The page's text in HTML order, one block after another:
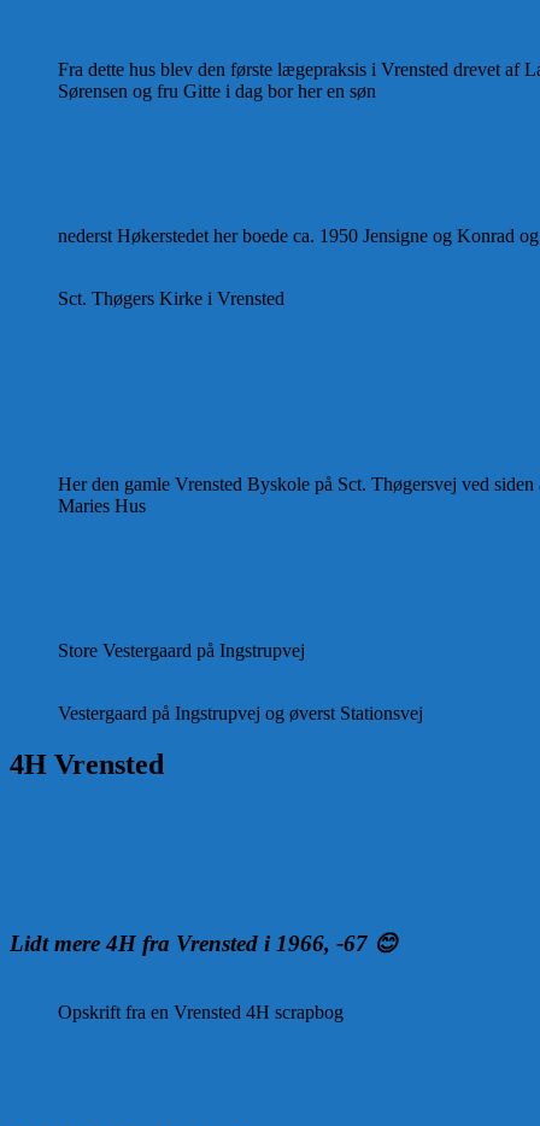
Fra dette hus blev den første lægepraksis i Vrensted drevet af
Sørensen og fru Gitte i dag bor her en søn
nederst Høkerstedet her boede ca. 1950 Jensigne og Konrad
Sct. Thøgers Kirke i Vrensted
Her den gamle Vrensted Byskole på Sct. Thøgersvej ved
Maries Hus
Store Vestergaard på Ingstrupvej
Vestergaard på Ingstrupvej og øverst Stationsvej
4H Vrensted
Lidt mere 4H fra Vrensted i 1966, -67 😊
Opskrift fra en Vrensted 4H scrapbog